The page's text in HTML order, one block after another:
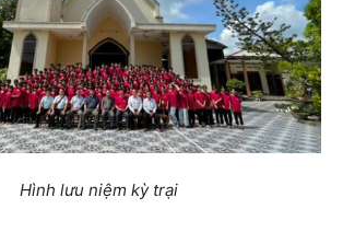
Hình lưu niệm kỳ trại